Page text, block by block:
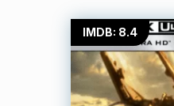
IMDB: 8.4